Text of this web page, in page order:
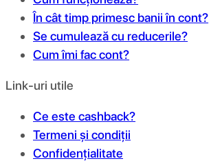
În cât timp primesc banii în cont?
Se cumulează cu reducerile?
Cum îmi fac cont?
Link-uri utile
Ce este cashback?
Termeni și condiții
Confidențialitate